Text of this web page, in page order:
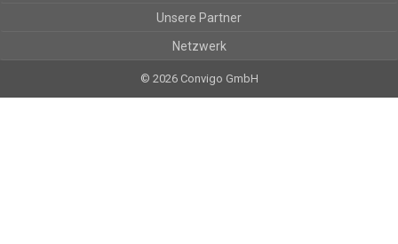
Unsere Partner
Netzwerk
© 2026 Convigo GmbH